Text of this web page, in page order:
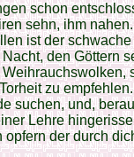
schon
sehn, ihm
ist der
den Göttern
zu
suchen, und,
Lehre
opfern der durch